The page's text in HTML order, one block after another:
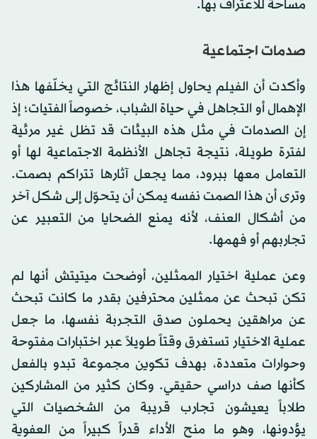
مساحة للاعتراف بها.
صدمات اجتماعية
وأكدت أن الفيلم يحاول إظهار النتائج التي يخلّفها هذا
الإهمال أو التجاهل في حياة الشباب، خصوصاً الفتيات؛ إذ
إن الصدمات في مثل هذه البيئات قد تظل غير مرئية
لفترة طويلة، نتيجة تجاهل الأنظمة الاجتماعية لها أو
التعامل معها ببرود، مما يجعل آثارها تتراكم بصمت.
وترى أن هذا الصمت نفسه يمكن أن يتحوّل إلى شكل آخر
من أشكال العنف، لأنه يمنع الضحايا من التعبير عن
تجاربهم أو فهمها.
وعن عملية اختيار الممثلين، أوضحت ميتيتش أنها لم
تكن تبحث عن ممثلين محترفين بقدر ما كانت تبحث
عن مراهقين يحملون صدق التجربة نفسها، ما جعل
عملية الاختيار تستغرق وقتاً طويلاً عبر اختبارات مفتوحة
وحوارات متعددة، بهدف تكوين مجموعة تبدو بالفعل
كأنها صف دراسي حقيقي. وكان كثير من المشاركين
طلاباً يعيشون تجارب قريبة من الشخصيات التي
يؤدونها، وهو ما منح الأداء قدراً كبيراً من العفوية